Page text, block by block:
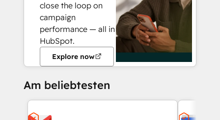
close the loop on
campaign
performance — all in
HubSpot.
Explore now
Am beliebtesten